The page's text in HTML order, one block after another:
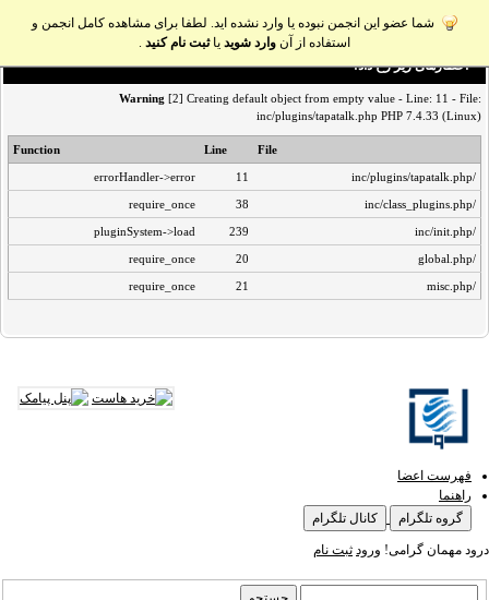
شما عضو این انجمن نبوده یا وارد نشده اید. لطفا برای مشاهده کامل انجمن و
استفاده از آن وارد شوید یاثبت نام کنید .
اخطار‌های زیر رخ داد:
Warning [2] Creating default object from empty value - Line: 11 - File:
inc/plugins/tapatalk.php PHP 7.4.33 (Linux)
File
Line
Function
/inc/plugins/tapatalk.php
11
errorHandler->error
/inc/class_plugins.php
38
require_once
/inc/init.php
239
pluginSystem->load
/global.php
20
require_once
/misc.php
21
require_once
فهرست اعضا
راهنما
گروه تلگرام
کانال تلگرام
درود مهمان گرامی! ورود ثبت نام